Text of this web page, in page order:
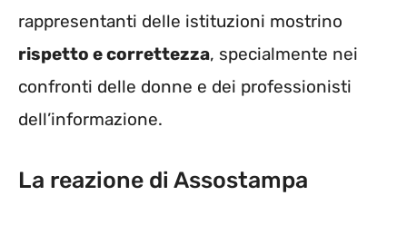
rappresentanti delle istituzioni mostrino
rispetto e correttezza, specialmente nei
confronti delle donne e dei professionisti
dell’informazione.
La reazione di Assostampa